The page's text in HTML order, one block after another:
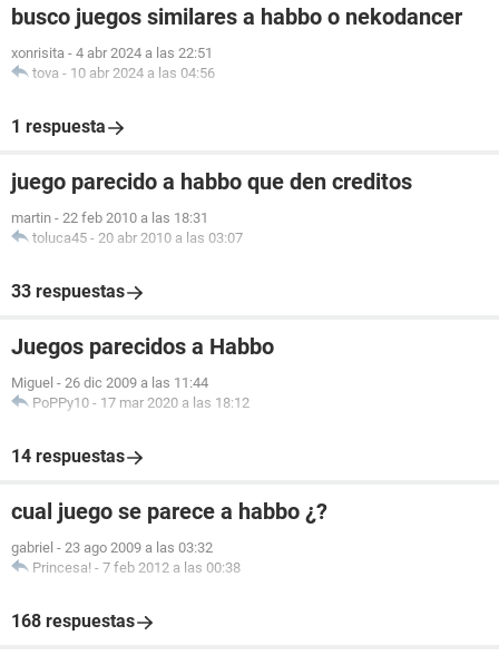
busco juegos similares a habbo o nekodancer
xonrisita - 4 abr 2024 a las 22:51
tova - 10 abr 2024 a las 04:56
1 respuesta
juego parecido a habbo que den creditos
martin - 22 feb 2010 a las 18:31
toluca45 - 20 abr 2010 a las 03:07
33 respuestas
Juegos parecidos a Habbo
Miguel - 26 dic 2009 a las 11:44
PoPPy10 - 17 mar 2020 a las 18:12
14 respuestas
cual juego se parece a habbo ¿?
gabriel - 23 ago 2009 a las 03:32
Princesa! - 7 feb 2012 a las 00:38
168 respuestas